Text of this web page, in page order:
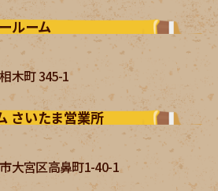
ルーム
木町 345-1
さいたま営業所
大宮区高鼻町1-40-1